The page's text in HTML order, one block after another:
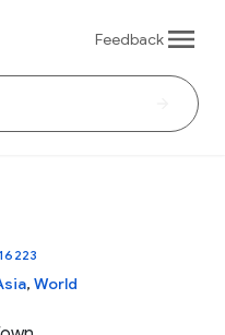
Feedback
, World